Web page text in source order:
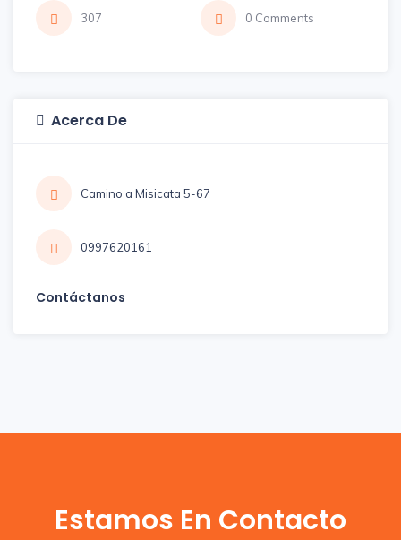
307 0 Comments
Acerca De
Camino a Misicata 5-67
0997620161
Contáctanos
Estamos En Contacto